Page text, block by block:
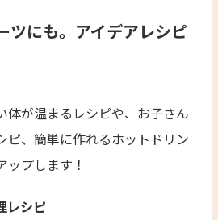
ツにも。アイデアレシピ
体が温まるレシピや、お子さん
ピ、簡単に作れるホットドリン
ップします！
レシピ